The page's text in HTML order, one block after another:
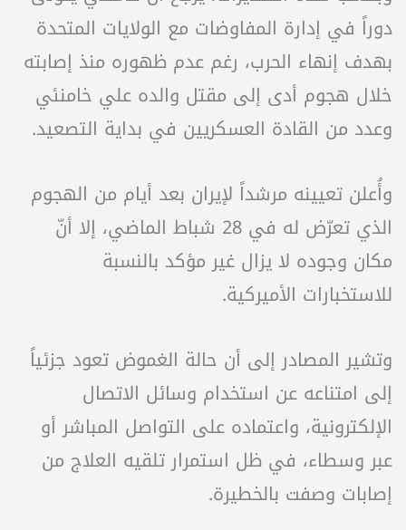
دوراً في إدارة المفاوضات مع الولايات المتحدة
بهدف إنهاء الحرب، رغم عدم ظهوره منذ إصابته
خلال هجوم أدى إلى مقتل والده علي خامنئي
وعدد من القادة العسكريين في بداية التصعيد.
وأُعلن تعيينه مرشداً لإيران بعد أيام من الهجوم
الذي تعرّض له في 28 شباط الماضي، إلا أنّ
مكان وجوده لا يزال غير مؤكد بالنسبة
للاستخبارات الأميركية.
وتشير المصادر إلى أن حالة الغموض تعود جزئياً
إلى امتناعه عن استخدام وسائل الاتصال
الإلكترونية، واعتماده على التواصل المباشر أو
عبر وسطاء، في ظل استمرار تلقيه العلاج من
إصابات وصفت بالخطيرة.